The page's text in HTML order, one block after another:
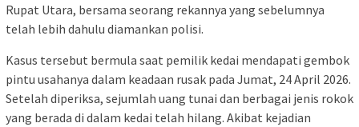
Rupat Utara, bersama seorang rekannya yang sebelumnya
telah lebih dahulu diamankan polisi.
Kasus tersebut bermula saat pemilik kedai mendapati gembok
pintu usahanya dalam keadaan rusak pada Jumat, 24 April 2026.
Setelah diperiksa, sejumlah uang tunai dan berbagai jenis rokok
yang berada di dalam kedai telah hilang. Akibat kejadian